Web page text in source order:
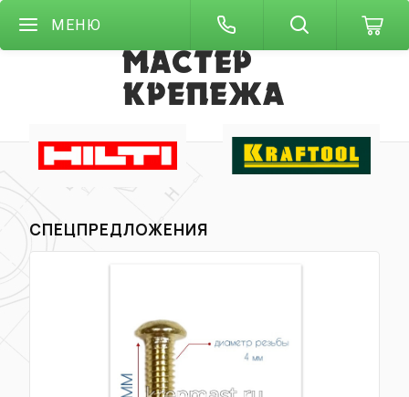
МЕНЮ
СПЕЦПРЕДЛОЖЕНИЯ